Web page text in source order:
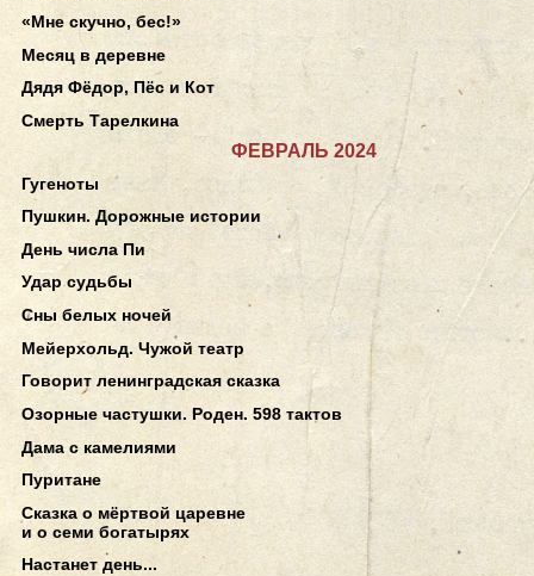
«Мне скучно, бес!»
Месяц в деревне
Дядя Фёдор, Пёс и Кот
Смерть Тарелкина
ФЕВРАЛЬ 2024
Гугеноты
Пушкин. Дорожные истории
День числа Пи
Удар судьбы
Сны белых ночей
Мейерхольд. Чужой театр
Говорит ленинградская сказка
Озорные частушки. Роден. 598 тактов
Дама с камелиями
Пуритане
Сказка о мёртвой царевне
и о семи богатырях
Настанет день...